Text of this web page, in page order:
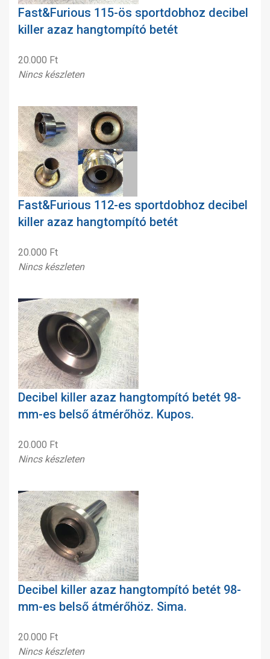
Fast&Furious 115-ös sportdobhoz decibel
killer azaz hangtompító betét
20.000 Ft
Nincs készleten
Fast&Furious 112-es sportdobhoz decibel
killer azaz hangtompító betét
20.000 Ft
Nincs készleten
Decibel killer azaz hangtompító betét 98-
mm-es belső átmérőhöz. Kupos.
20.000 Ft
Nincs készleten
Decibel killer azaz hangtompító betét 98-
mm-es belső átmérőhöz. Sima.
20.000 Ft
Nincs készleten